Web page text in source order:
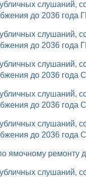
до 2036 года
до 2036 года
до 2036 года
до 2036 года
до 2036 года
ямочному ремонту